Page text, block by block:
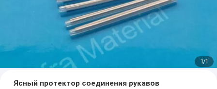
1/1
Ясный протектор соединения рукавов